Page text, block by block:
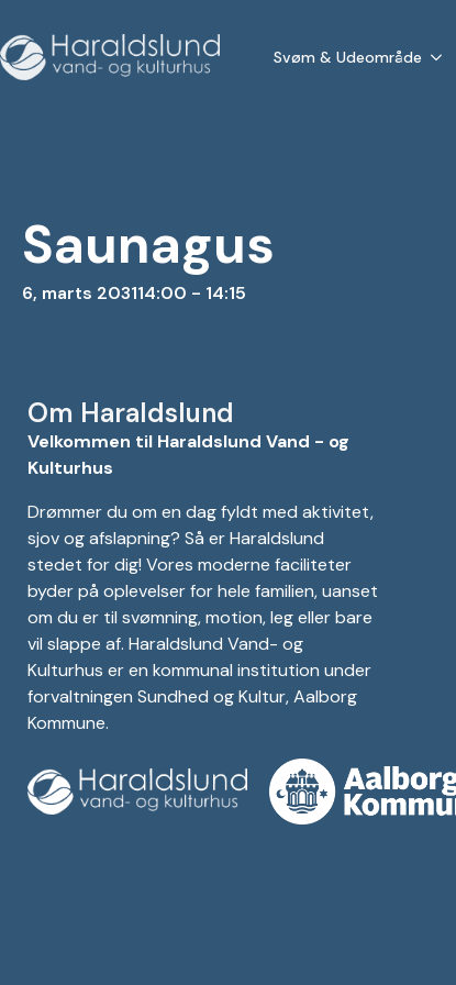
Svøm & Udeområde
Saunagus
6, marts 203114:00 - 14:15
Om Haraldslund
Velkommen til Haraldslund Vand - og
Kulturhus
Drømmer du om en dag fyldt med aktivitet,
sjov og afslapning? Så er Haraldslund
stedet for dig! Vores moderne faciliteter
byder på oplevelser for hele familien, uanset
om du er til svømning, motion, leg eller bare
vil slappe af. Haraldslund Vand- og
Kulturhus er en kommunal institution under
forvaltningen Sundhed og Kultur, Aalborg
Kommune.